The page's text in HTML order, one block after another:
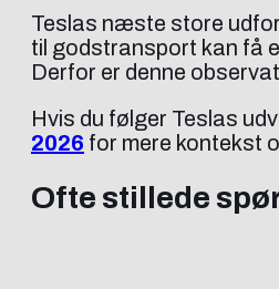
Teslas næste store
til godstransport kan få
Derfor er denne
Hvis du følger Teslas
2026 for mere kontekst
Ofte stillede